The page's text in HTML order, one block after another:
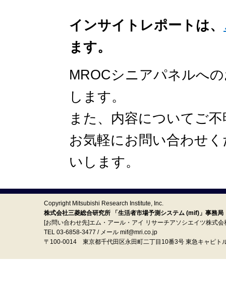
インサイトレポートは、
ます。
MROCシニアパネルへ
します。
また、内容についてご
お気軽にお問い合わせ
いします。
Copyright Mitsubishi Research Institute, Inc.
株式会社三菱総合研究所 「生活者市場予測システム (mif)」事務局
[お問い合わせ先]エム・アール・アイ リサーチアソシエイツ株式会
TEL 03-6858-3477 / メール mif@mri.co.jp
〒100‐0014 東京都千代田区永田町二丁目10番3号 東急キャピト